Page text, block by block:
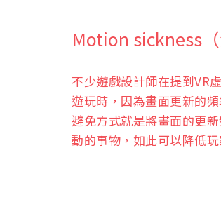
Motion sickness（
不少遊戲設計師在提到VR
遊玩時，因為畫面更新的
避免方式就是將畫面的更
動的事物，如此可以降低